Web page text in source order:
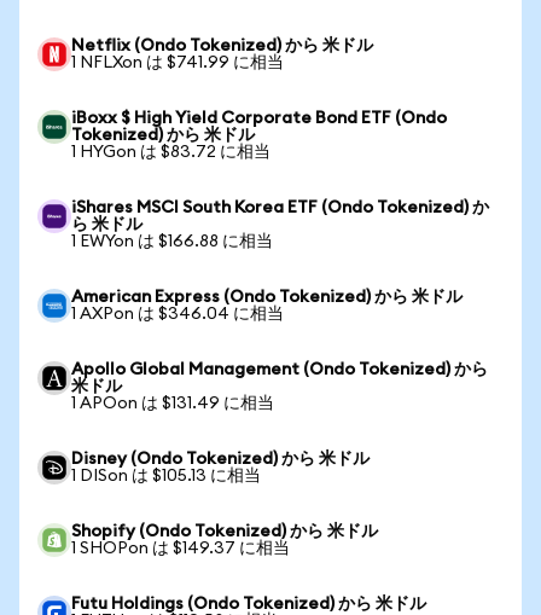
Netflix (Ondo Tokenized) から 米ドル
1 NFLXon は $741.99 に相当
iBoxx $ High Yield Corporate Bond ETF (Ondo
Tokenized) から 米ドル
1 HYGon は $83.72 に相当
iShares MSCI South Korea ETF (Ondo Tokenized) か
ら 米ドル
1 EWYon は $166.88 に相当
American Express (Ondo Tokenized) から 米ドル
1 AXPon は $346.04 に相当
Apollo Global Management (Ondo Tokenized) から
米ドル
1 APOon は $131.49 に相当
Disney (Ondo Tokenized) から 米ドル
1 DISon は $105.13 に相当
Shopify (Ondo Tokenized) から 米ドル
1 SHOPon は $149.37 に相当
Futu Holdings (Ondo Tokenized) から 米ドル